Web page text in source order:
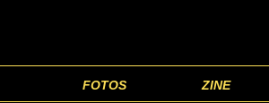
FOTOS ZINE